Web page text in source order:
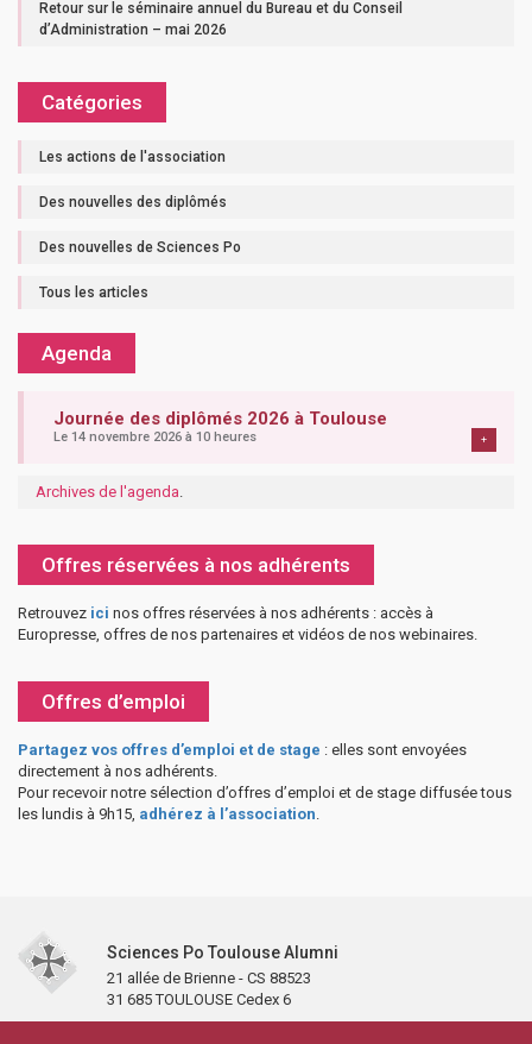
Retour sur le séminaire annuel du Bureau et du Conseil
d’Administration – mai 2026
Catégories
Les actions de l'association
Des nouvelles des diplômés
Des nouvelles de Sciences Po
Tous les articles
Agenda
Journée des diplômés 2026 à Toulouse
Le 14 novembre 2026 à 10 heures +
Archives de l'agenda
Offres réservées à nos adhérents
Retrouvez ici nos offres réservées à nos adhérents : accès à
Europresse, offres de nos partenaires et vidéos de nos webinaires.
Offres d’emploi
Partagez vos offres d’emploi et de stage : elles sont envoyées
directement à nos adhérents.
Pour recevoir notre sélection d’offres d’emploi et de stage diffusée tous
les lundis à 9h15, adhérez à l’association
Sciences Po Toulouse Alumni
21 allée de Brienne - CS 88523
31 685 TOULOUSE Cedex 6